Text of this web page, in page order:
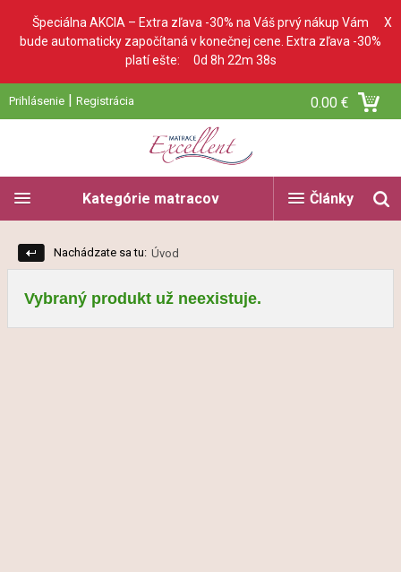
Špeciálna AKCIA – Extra zľava -30% na Váš prvý nákup Vám
bude automaticky započítaná v konečnej cene. Extra zľava -30%
platí ešte: 0d 8h 22m 38s
X
Prihlásenie | Registrácia 0.00 €
Články
Kategórie matracov
Nachádzate sa tu: Úvod
Vybraný produkt už neexistuje.